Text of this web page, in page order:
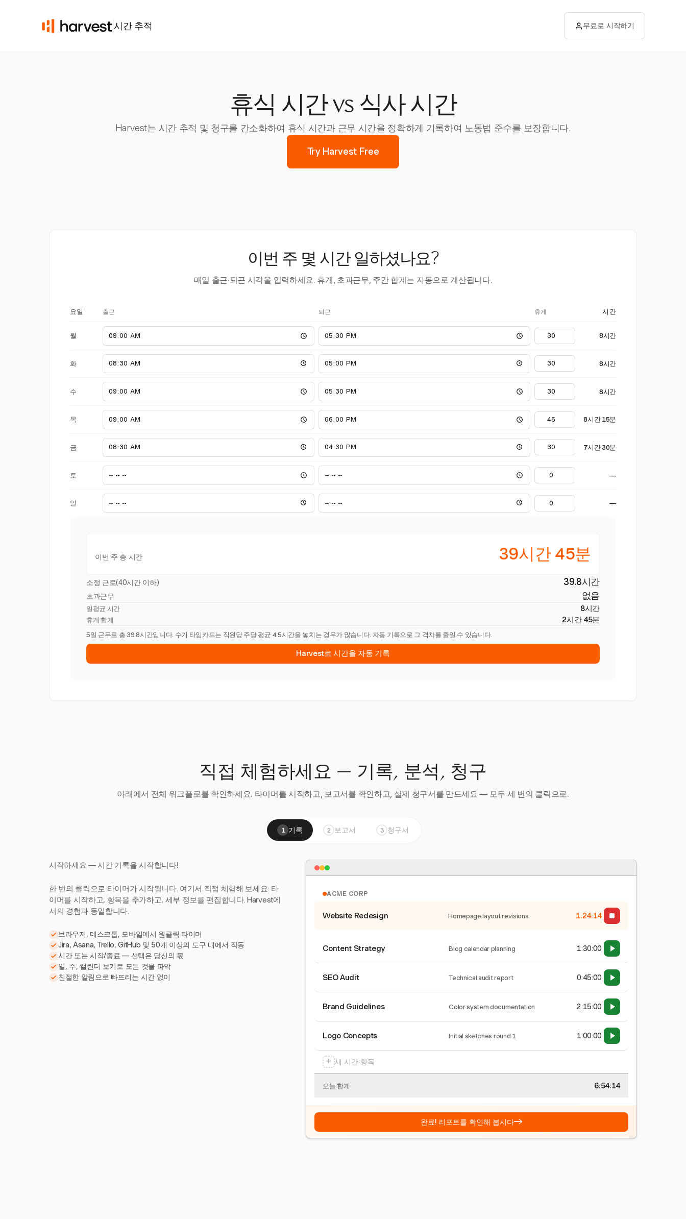
시간 추적 무료로 시작하기
휴식 시간 vs 식사 시간
Harvest는 시간 추적 및 청구를 간소화하여 휴식 시간과 근무 시간을 정확하게 기록하여 노동법 준수를 보장합니다.
Try Harvest Free
이번 주 몇 시간 일하셨나요?
매일 출근·퇴근 시각을 입력하세요. 휴게, 초과근무, 주간 합계는 자동으로 계산됩니다.
요일 출근 퇴근 휴게 시간
월 8시간
화 8시간
수 8시간
목 8시간 15분
금 7시간 30분
토 —
일 —
이번 주 총 시간 39시간 45분
소정 근로(40시간 이하) 39.8시간
초과근무 없음
일평균 시간 8시간
휴게 합계 2시간 45분
5일 근무로 총 39.8시간입니다. 수기 타임카드는 직원당 주당 평균 4.5시간을 놓치는 경우가 많습니다. 자동 기록으로 그 격차를 줄일 수 있습니다.
Harvest로 시간을 자동 기록
직접 체험하세요 — 기록, 분석, 청구
아래에서 전체 워크플로를 확인하세요. 타이머를 시작하고, 보고서를 확인하고, 실제 청구서를 만드세요 — 모두 세 번의 클릭으로.
1 기록 2 보고서 3 청구서
시작하세요 — 시간 기록을 시작합니다!
한 번의 클릭으로 타이머가 시작됩니다. 여기서 직접 체험해 보세요: 타
이머를 시작하고, 항목을 추가하고, 세부 정보를 편집합니다. Harvest에
서의 경험과 동일합니다.
브라우저, 데스크톱, 모바일에서 원클릭 타이머
Jira, Asana, Trello, GitHub 및 50개 이상의 도구 내에서 작동
시간 또는 시작/종료 — 선택은 당신의 몫
일, 주, 캘린더 보기로 모든 것을 파악
친절한 알림으로 빠뜨리는 시간 없이
ACME CORP
Website Redesign Homepage layout revisions 1:24:15
Content Strategy Blog calendar planning 1:30:00
SEO Audit Technical audit report 0:45:00
Brand Guidelines Color system documentation 2:15:00
Logo Concepts Initial sketches round 1 1:00:00
+ 새 시간 항목
오늘 합계 6:54:15
완료! 리포트를 확인해 봅시다→